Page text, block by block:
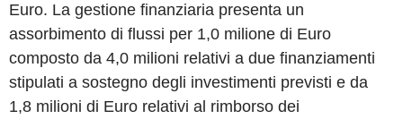
Euro. La gestione finanziaria presenta un
assorbimento di flussi per 1,0 milione di Euro
composto da 4,0 milioni relativi a due finanziamenti
stipulati a sostegno degli investimenti previsti e da
1,8 milioni di Euro relativi al rimborso dei